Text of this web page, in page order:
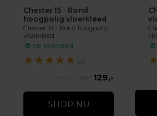
Chester 15 - Rond
hoogpolig vloerkleed
Chester 15 - Rond hoogpolig
vloerkleed
op voorraad
★★★★★ (3)
129,-
SHOP NU
★